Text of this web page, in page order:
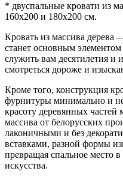
* двуспальные кровати из
160х200 и 180х200 см.
Кровать из массива дерева
станет основным
служить вам десятилетия
смотреться дороже и
Кроме того, конструкция
фурнитуры минимально и не
красоту деревянных частей
массива от белорусских
лаконичными и без
вставками, разной формы
превращая спальное место
искусства.